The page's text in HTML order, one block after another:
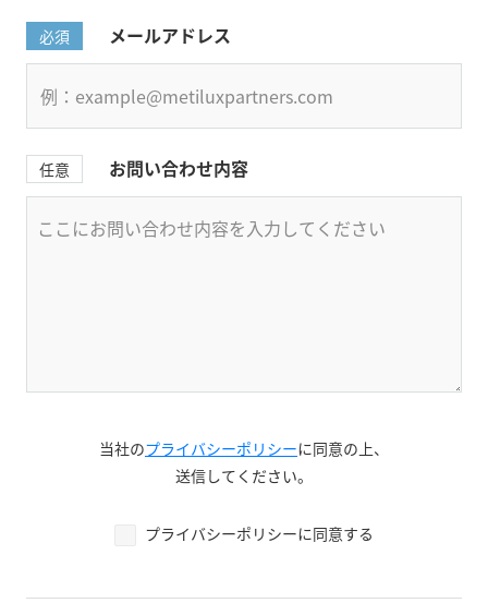
必須 メールアドレス
任意 お問い合わせ内容
当社のプライバシーポリシーに同意の上、
送信してください。
プライバシーポリシーに同意する